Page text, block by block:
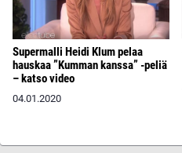
Supermalli Heidi Klum pelaa
hauskaa ”Kumman kanssa” -peliä
– katso video
04.01.2020